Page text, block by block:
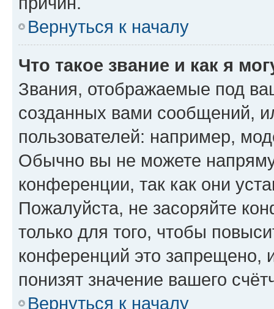
Вернуться к началу
Что такое звание и как я
Звания, отображаемые под
созданных вами сообщений,
пользователей: например,
Обычно вы не можете
конференции, так как они
Пожалуйста, не засоряйте
только для того, чтобы
конференций это запрещено,
понизят значение вашего
Вернуться к началу